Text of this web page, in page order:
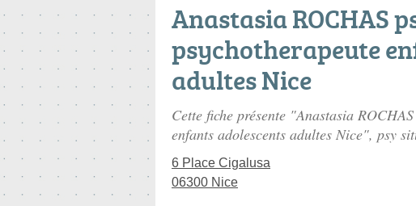
Anastasia ROCHAS
psychotherapeute
adultes Nice
Cette fiche présente "Anastasia
enfants adolescents adultes Nice", psy
6 Place Cigalusa
06300 Nice